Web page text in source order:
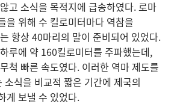
고 소식을 목적지에 급송하였다. 로마
을 위해 수 킬로미터마다 역참을
항상 40마리의 말이 준비되어 있었다.
루에 약 160킬로미터를 주파했는데,
척 빠른 속도였다. 이러한 역마 제도를
소식을 비교적 짧은 기간에 제국의
게 보낼 수 있었다.